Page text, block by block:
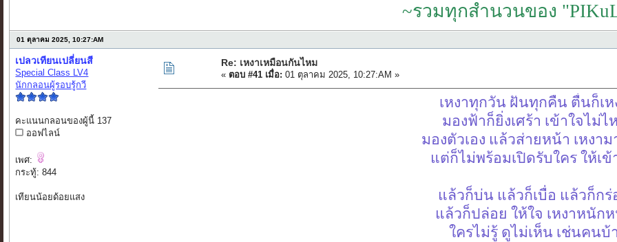
~รวมทุกสำนวนของ
01 ตุลาคม 2025, 10:27:AM
เปลวเทียนเปลี่ยนสี
Special Class LV4
นักกลอนผู้รอบรู้กวี
คะแนนกลอนของผู้นี้ 137
ออฟไลน์
เพศ:
กระทู้: 844
เทียนน้อยด้อยแสง
Re: เหงาเหมือนกันไหม
« ตอบ #41 เมื่อ: 01 ตุลาคม 2025, 10:27:AM »
เหงาทุกวัน ฝันทุกคืน ตื่นก็เห
มองฟ้าก็ยิ่งเศร้า เข้าใจไม่ไ
มองตัวเอง แล้วส่ายหน้า เหงา
แต่ก็ไม่พร้อมเปิดรับใคร ให้เข้
แล้วก็บ่น แล้วก็เบื่อ แล้วก็กร่
แล้วก็ปล่อย ให้ใจ เหงาหนัก
ใครไม่รู้ ดูไม่เห็น เช่นคนบ้